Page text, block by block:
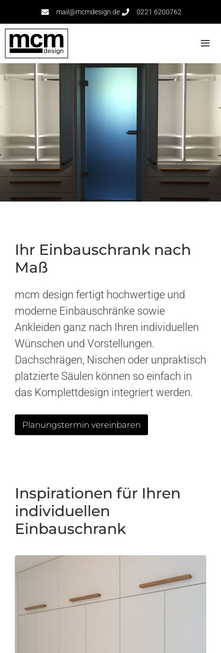
mail@mcmdesign.de 0221 6200762​
Einbauschränke
Ihr Einbauschrank nach
Maß
mcm design fertigt hochwertige und
moderne Einbauschränke sowie
Ankleiden ganz nach Ihren individuellen
Wünschen und Vorstellungen.
Dachschrägen, Nischen oder unpraktisch
platzierte Säulen können so einfach in
das Komplettdesign integriert werden.
Planungstermin vereinbaren
Inspirationen für Ihren
individuellen
Einbauschrank